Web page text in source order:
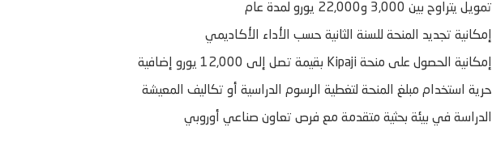
تمويل يتراوح بين 3,000 و22,000 يورو لمدة عام
إمكانية تجديد المنحة للسنة الثانية حسب الأداء الأكاديمي
إمكانية الحصول على منحة Kipaji بقيمة تصل إلى 12,000 يورو إضافية
حرية استخدام مبلغ المنحة لتغطية الرسوم الدراسية أو تكاليف المعيشة
الدراسة في بيئة بحثية متقدمة مع فرص تعاون صناعي أوروبي